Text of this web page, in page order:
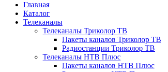
Главная
Каталог
Телеканалы
Телеканалы Триколор ТВ
Пакеты каналов Триколор ТВ
Радиостанции Триколор ТВ
Телеканалы НТВ Плюс
Пакеты каналов НТВ Плюс